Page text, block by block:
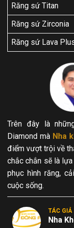
Răng sứ Titan
Răng sứ Zirconia
Răng sứ Lava
Trên đây là
Diamond mà Nha
điểm vượt trội về
chắc chắn sẽ là
phục hình răng,
cuộc sống.
TÁC GIẢ
Nha